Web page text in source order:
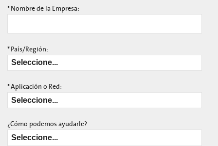
* Nombre de la Empresa:
* País/Región:
*Aplicación o Red:
¿Cómo podemos ayudarle?